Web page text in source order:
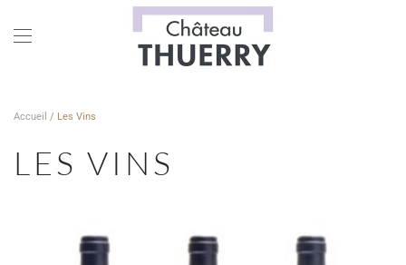
Skip to main content
Accueil / Les Vins
LES VINS